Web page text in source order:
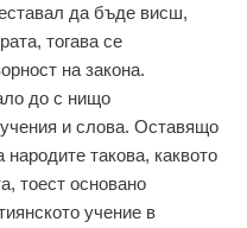
да бъде висш,
тогава се
на закона.
до с нищо
и слова. Оставящо
такова, каквото
тоест основано
учение в